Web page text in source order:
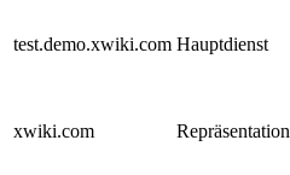
test.demo.xwiki.com Hauptdienst
xwiki.com Repräsentation